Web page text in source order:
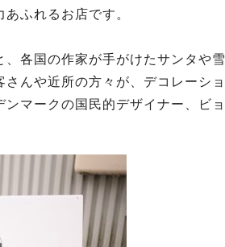
ふれるお店です。
各国の作家が手がけたサンタや雪
んや近所の方々が、デコレーショ
マークの国民的デザイナー、ビョ